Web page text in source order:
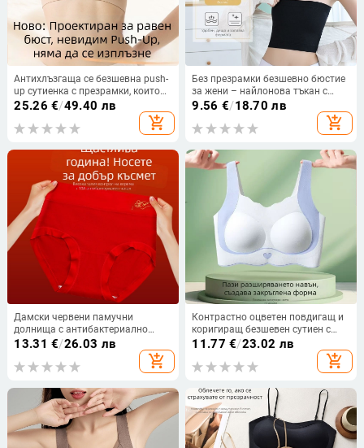
Антихлъзгаща се безшевна push-
up сутиенка с презрамки, които
се свалят, странична опора за
малък бюст, невидим дизайн
25.26 €/49.40 лв
add_shopping_cart
Без презрамки безшевно бюстие
за жени – найлонова тъкан с
рибена структура, 95% найлон
9.56 €/18.70 лв
add_shopping_cart
Дамски червени памучни
долнища с антибактериално
покритие, висока талия за
стягане на корема и повдигане
на седалището; изцяло памучен
сватба
13.31 €/26.03 лв
add_shopping_cart
Контрастно оцветен повдигащ и
коригиращ безшевен сутиен с
фиксирана чашка за
тийнейджърки на възраст 8–18
години.
11.77 €/23.02 лв
add_shopping_cart